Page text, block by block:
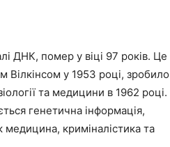
ДНК, помер у віці 97 років. Це
Вілкінсом у 1953 році, зробило
та медицини в 1962 році.
генетична інформація,
медицина, криміналістика та